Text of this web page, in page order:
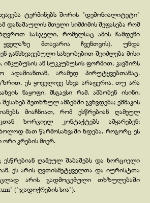
ტერმინებს შორის "დემონიალიტეტი"
დანაშაულის მთელი სიმძიმის შეფასება რომ
სასჯელი, რომელსაც ამის ჩამდენი
მთავარია ჩვენთვის), უნდა
განსხვავებული სახეობებით შეიძლება მისი
ინკუბუსის ან სუკკუბუსის ფორმით, კავშირს
ადამიანთან, არამედ პირუტყვებთანაც.
ეს ყოველივე სხვა არაფერია, თუ არა
ნაყოფი. მსგავსი რამ, ამბობენ ისინი,
შეთხზულ ამბებში გვხვდება; ეშმაკის
მიაჩნიათ, რომ ესწრებიან ღამეულ
ხორციელ კონტაქტებს ამყარებენ;
მათ წარმოსახვაში ხდება, როგორც ეს
კრების მიერ.
ღამეულ შაბაშებს და ხორციელი
ეს არის ღვთისმეტყველთა და იურისტთა
არის გადმოცემული თხზულებაში
("ჯადოქრების სია").